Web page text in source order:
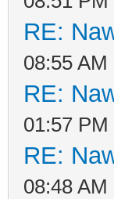
RE:
08:55 AM
RE:
01:57 PM
RE:
08:48 AM